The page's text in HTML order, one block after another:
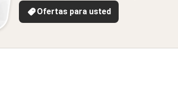
Ofertas para usted